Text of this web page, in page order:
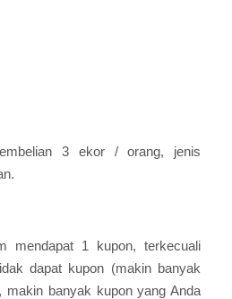
3 ekor / orang, jenis
mendapat 1 kupon, terkecuali
dapat kupon (makin banyak
makin banyak kupon yang Anda